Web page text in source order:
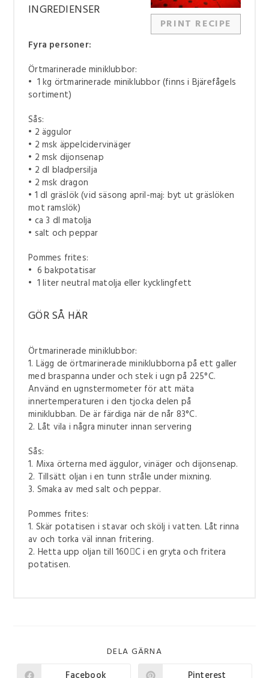
PRINT RECIPE
INGREDIENSER
Fyra personer:
Örtmarinerade miniklubbor:
• 1 kg örtmarinerade miniklubbor (finns i Bjärefågels
sortiment)
Sås:
• 2 äggulor
• 2 msk äppelcidervinäger
• 2 msk dijonsenap
• 2 dl bladpersilja
• 2 msk dragon
• 1 dl gräslök (vid säsong april-maj: byt ut gräslöken
mot ramslök)
• ca 3 dl matolja
• salt och peppar
Pommes frites:
• 6 bakpotatisar
• 1 liter neutral matolja eller kycklingfett
GÖR SÅ HÄR
Örtmarinerade miniklubbor:
1. Lägg de örtmarinerade miniklubborna på ett galler
med braspanna under och stek i ugn på 225°C.
Använd en ugnstermometer för att mäta
innertemperaturen i den tjocka delen på
miniklubban. De är färdiga när de når 83°C.
2. Låt vila i några minuter innan servering
Sås:
1. Mixa örterna med äggulor, vinäger och dijonsenap.
2. Tillsätt oljan i en tunn stråle under mixning.
3. Smaka av med salt och peppar.
Pommes frites:
1. Skär potatisen i stavar och skölj i vatten. Låt rinna
av och torka väl innan fritering.
2. Hetta upp oljan till 160C i en gryta och fritera
potatisen.
DELA GÄRNA